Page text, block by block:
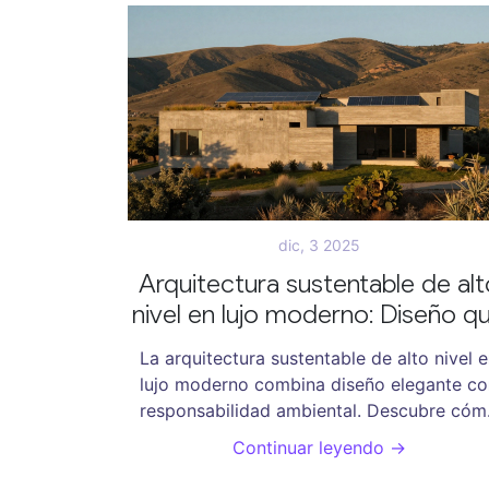
dic, 3 2025
Arquitectura sustentable de
nivel en lujo moderno: Diseño
respeta el planeta sin renunciar a
la elegancia
La arquitectura sustentable de alto nivel
lujo moderno combina diseño elegante
responsabilidad ambiental. Descubre
las viviendas más exclusivas del 2025 usan
materiales reciclados, energía limpia y
Continuar leyendo →